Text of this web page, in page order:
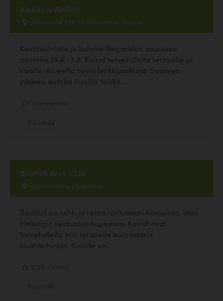
Alahovin Viinitila
Alahovintie 236, 71130 Kortejoki , Kuopio
Kesäravintola ja kahvila Vaajasalon saaressa
avoinna 25.6.-3.8. Koirat tervetulleita terassille ja
sisälle. Alueella hyviä lenkkipaikkoja. Saareen
pääsee autolla lossilla taikka...
Boothill Rock Club
Lönnrotinkatu 25, Helsinki
Boothill on rehti ja rento rock-baari Kampissa, ihan
Helsingin keskustan kupeessa. Koirat ovat
tervetulleita niin terassille kuin baarin
sisätiloihinkin. Koirille on...